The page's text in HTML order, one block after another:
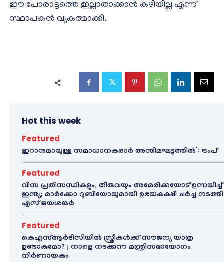
ഈ പോരാട്ടത്തെ ഇല്ലാതാക്കാൻ കഴിയില്ല എന്ന്
സ്ഥാപകൻ വ്യകത്മാക്കി.
Hot this week
Featured
ഇറാനുമായുള്ള സമാധാനകരാർ അന്തിമഘട്ടത്തിൽ‌’: ട്രംപ്
Featured
വിസ പ്രതിസന്ധികളും, തീരുവയും അമേരിക്കയോട് ഉന്നയിച്ച്
ഇന്ത്യ; മാർക്കോ റൂബിയോയുമായി ഉഭയകക്ഷി ചർച്ച നടത്തി
എസ് ജയശങ്കർ
Featured
കെഎസ്ആർടിസിയിൽ സ്ത്രീകൾക്ക് സൗജന്യ യാത്ര
ഉണ്ടാകുമോ? ; നാളെ നടക്കുന്ന മന്ത്രിസഭായോഗം
നിർണായകം